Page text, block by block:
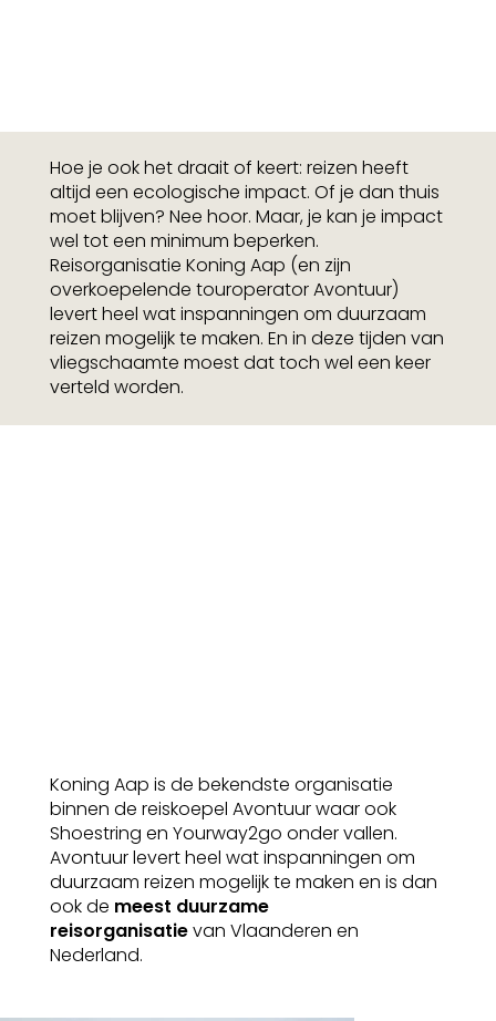
Hoe je ook het draait of keert: reizen heeft
altijd een ecologische impact. Of je dan thuis
moet blijven? Nee hoor. Maar, je kan je impact
wel tot een minimum beperken.
Reisorganisatie Koning Aap (en zijn
overkoepelende touroperator Avontuur)
levert heel wat inspanningen om duurzaam
reizen mogelijk te maken. En in deze tijden van
vliegschaamte moest dat toch wel een keer
verteld worden.
Koning Aap is de bekendste organisatie
binnen de reiskoepel Avontuur waar ook
Shoestring en Yourway2go onder vallen.
Avontuur levert heel wat inspanningen om
duurzaam reizen mogelijk te maken en is dan
ook de meest duurzame
reisorganisatievan Vlaanderen en
Nederland.